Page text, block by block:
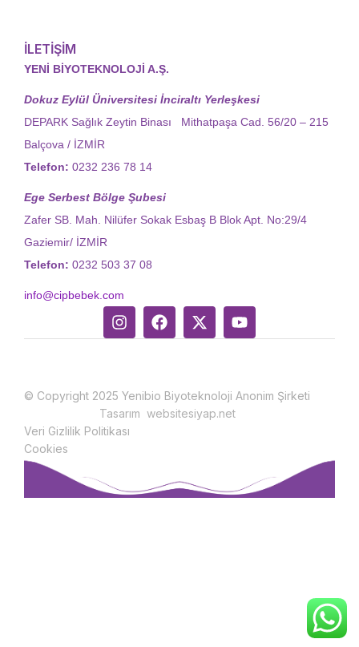
İLETİŞİM
YENİ BİYOTEKNOLOJİ A.Ş.
Dokuz Eylül Üniversitesi İnciraltı Yerleşkesi
DEPARK Sağlık Zeytin Binası Mithatpaşa Cad. 56/20 – 215
Balçova / İZMİR
Telefon: 0232 236 78 14
Ege Serbest Bölge Şubesi
Zafer SB. Mah. Nilüfer Sokak Esbaş B Blok Apt. No:29/4
Gaziemir/ İZMİR
Telefon: 0232 503 37 08
info@cipbebek.com
© Copyright 2025 Yenibio Biyoteknoloji Anonim Şirketi
Tasarım websitesiyap.net
Veri Gizlilik Politikası
Cookies